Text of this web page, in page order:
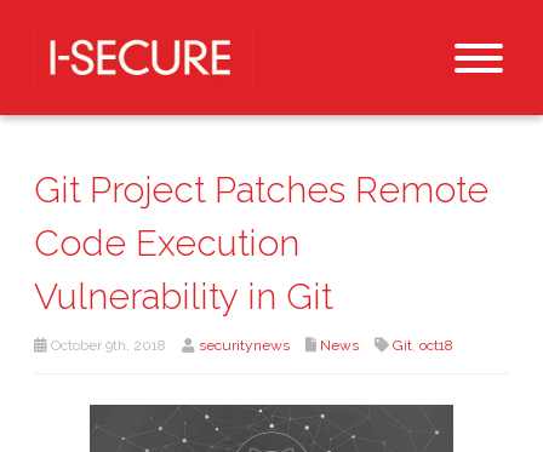
Git Project Patches Remote
Code Execution
Vulnerability in Git
October 9th, 2018 securitynews News Git, oct18